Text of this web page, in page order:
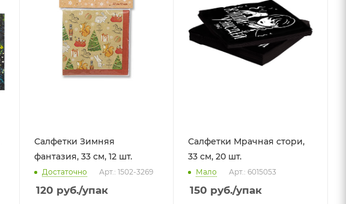
Салфетки Зимняя
фантазия, 33 см, 12 шт.
Достаточно Арт.: 1502-3269
120 руб./упак
Салфетки Мрачная стори,
33 см, 20 шт.
Мало Арт.: 6015053
150 руб./упак